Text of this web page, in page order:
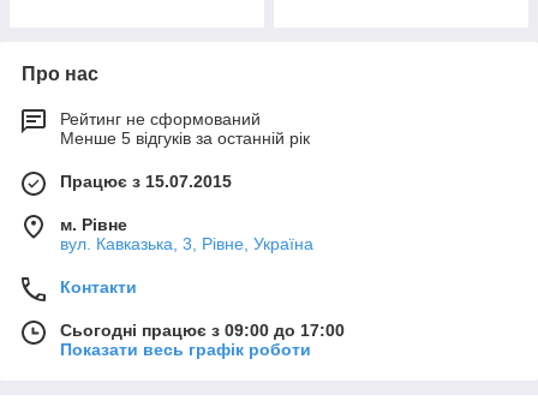
Про нас
Рейтинг не сформований
Менше 5 відгуків за останній рік
Працює з 15.07.2015
м. Рівне
вул. Кавказька, 3, Рівне, Україна
Контакти
Сьогодні працює з 09:00 до 17:00
Показати весь графік роботи